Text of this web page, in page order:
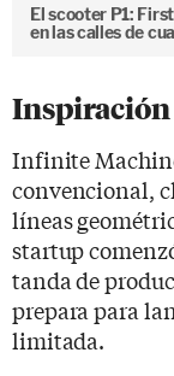
El scooter P1:
en las calles de
Inspiración
Infinite
convencional,
líneas
startup
tanda de
prepara para
limitada.